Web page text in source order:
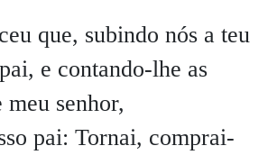
que, subindo nós a teu
e contando-lhe as
meu senhor,
pai: Tornai, comprai-